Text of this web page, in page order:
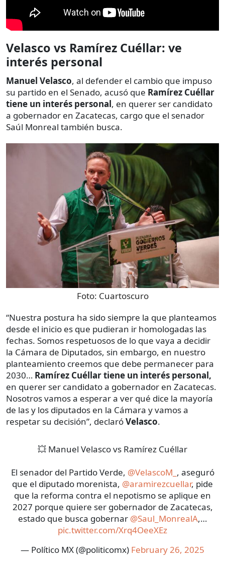
Velasco vs Ramírez Cuéllar: ve
interés personal
Manuel Velasco, al defender el cambio que impuso
su partido en el Senado, acusó que Ramírez Cuéllar
tiene un interés personal, en querer ser candidato
a gobernador en Zacatecas, cargo que el senador
Saúl Monreal también busca.
Foto: Cuartoscuro
“Nuestra postura ha sido siempre la que planteamos
desde el inicio es que pudieran ir homologadas las
fechas. Somos respetuosos de lo que vaya a decidir
la Cámara de Diputados, sin embargo, en nuestro
planteamiento creemos que debe permanecer para
2030… Ramírez Cuéllar tiene un interés personal,
en querer ser candidato a gobernador en Zacatecas.
Nosotros vamos a esperar a ver qué dice la mayoría
de las y los diputados en la Cámara y vamos a
respetar su decisión”, declaróVelasco.
💥 Manuel Velasco vs Ramírez Cuéllar
El senador del Partido Verde, @VelascoM_ , aseguró
que el diputado morenista, @aramirezcuellar, pide
que la reforma contra el nepotismo se aplique en
2027 porque quiere ser gobernador de Zacatecas,
estado que busca gobernar @Saul_MonrealA,…
pic.twitter.com/Xrq4OeeXEz
— Político MX (@politicomx) February 26, 2025